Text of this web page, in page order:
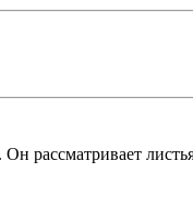
рассматривает